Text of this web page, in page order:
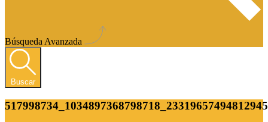
Búsqueda Avanzada
Buscar